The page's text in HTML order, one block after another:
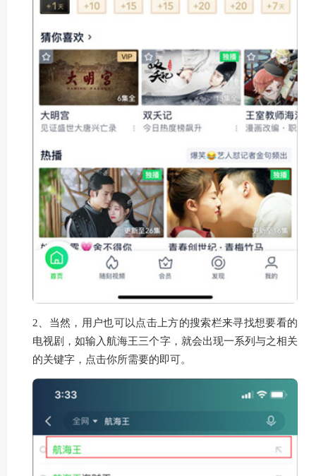
2、当然，用户也可以点击上方的搜索栏来寻找想要看的
电视剧，如输入航海王三个字，就会出现一系列与之相关
的关键字，点击你所需要的即可。